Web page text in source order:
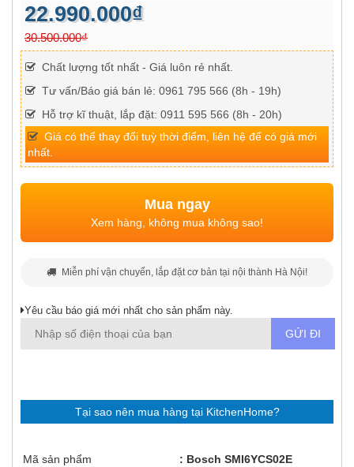
22.990.000₫
30.500.000₫
Chất lượng tốt nhất - Giá luôn rẻ nhất.
Tư vấn/Báo giá bán lẻ: 0961 795 566 (8h - 19h)
Hỗ trợ kĩ thuật, lắp đặt: 0911 595 566 (8h - 20h)
Giá có thể thay đổi tuỳ thời điểm, liên hệ để có giá mới
nhất.
Mua ngay
Xem hàng, không mua không sao!
Miễn phí vận chuyển, lắp đặt cơ bản tại nội thành Hà Nội!
Yêu cầu báo giá mới nhất cho sản phẩm này.
Tại sao nên mua hàng tại KitchenHome?
Mã sản phẩm Bosch SMI6YCS02E